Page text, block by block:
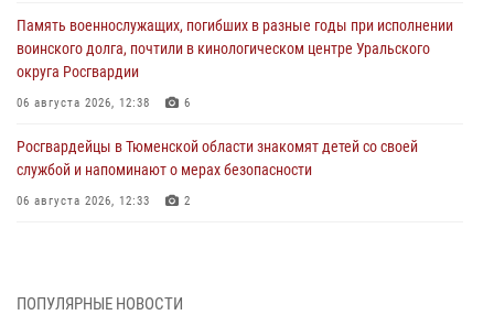
Память военнослужащих, погибших в разные годы при исполнении
воинского долга, почтили в кинологическом центре Уральского
округа Росгвардии
06 августа 2026, 12:38 6
Росгвардейцы в Тюменской области знакомят детей со своей
службой и напоминают о мерах безопасности
06 августа 2026, 12:33 2
06 августа 2026, 04:41 3
ПОПУЛЯРНЫЕ НОВОСТИ